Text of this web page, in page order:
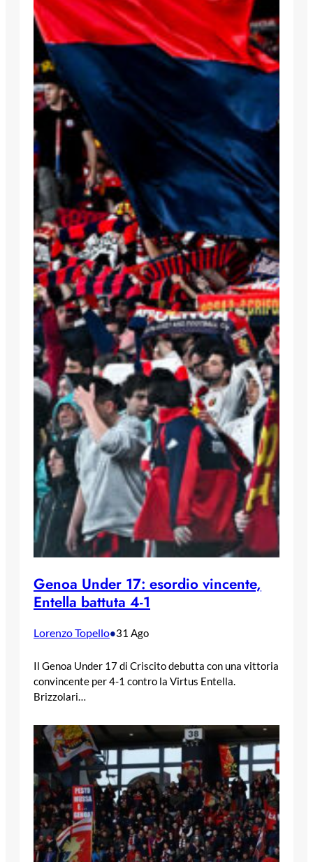
Genoa Under 17: esordio vincente,
Entella battuta 4-1
Lorenzo Topello•31 Ago
Il Genoa Under 17 di Criscito debutta con una vittoria
convincente per 4-1 contro la Virtus Entella.
Brizzolari…